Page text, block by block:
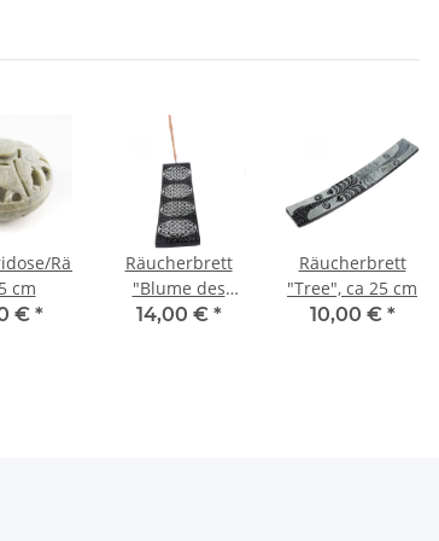
Räucherstäbchenhalter,
cm
€ *
Räucherbrett
"Blume des
Lebens",
14,00 € *
Räucherbrett
"Tree", ca 25 cm
10,00 € *